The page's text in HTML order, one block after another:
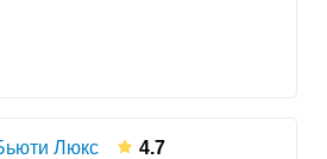
Люкс 4.7